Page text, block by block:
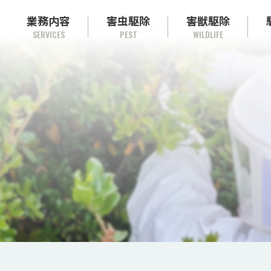
業務内容
SERVICES
害虫駆除
PEST
害獣駆除
WILDLIFE